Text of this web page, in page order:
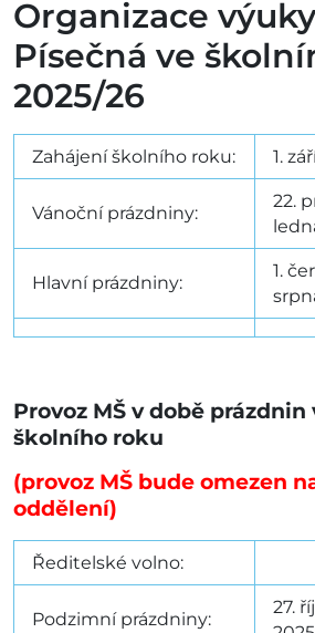
Organizace
Písečná ve
2025/26
Zahájení školního roku: 1.
Vánoční prázdniny:
22.
Hlavní prázdniny:
1.
Provoz MŠ v době
školního roku
(provoz MŠ bude omezen
oddělení)
Ředitelské volno:
Podzimní prázdniny:
27.